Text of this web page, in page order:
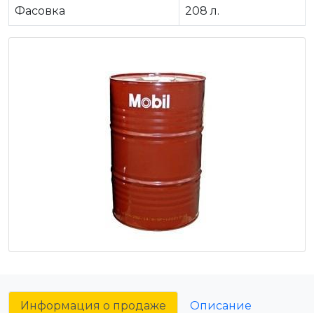
Фасовка 208 л.
Информация о продаже Описание